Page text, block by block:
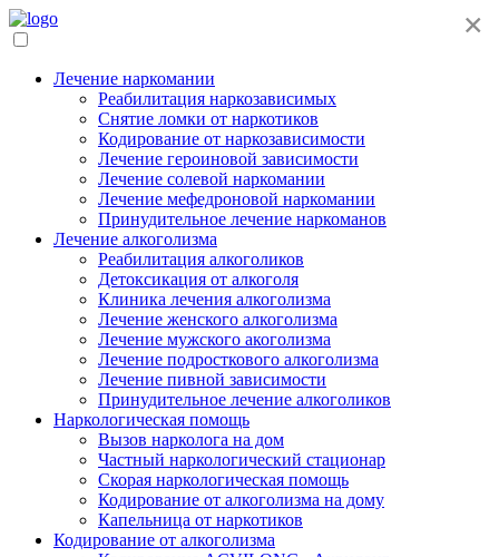
Лечение наркомании
Реабилитация наркозависимых
Снятие ломки от наркотиков
Кодирование от наркозависимости
Лечение героиновой зависимости
Лечение солевой наркомании
Лечение мефедроновой наркомании
Принудительное лечение наркоманов
Лечение алкоголизма
Реабилитация алкоголиков
Детоксикация от алкоголя
Клиника лечения алкоголизма
Лечение женского алкоголизма
Лечение мужского акоголизма
Лечение подросткового алкоголизма
Лечение пивной зависимости
Принудительное лечение алкоголиков
Наркологическая помощь
Вызов нарколога на дом
Частный наркологический стационар
Скорая наркологическая помощь
Кодирование от алкоголизма на дому
Капельница от наркотиков
Кодирование от алкоголизма
×